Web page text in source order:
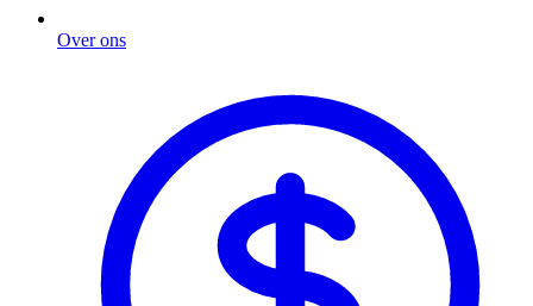
Over ons